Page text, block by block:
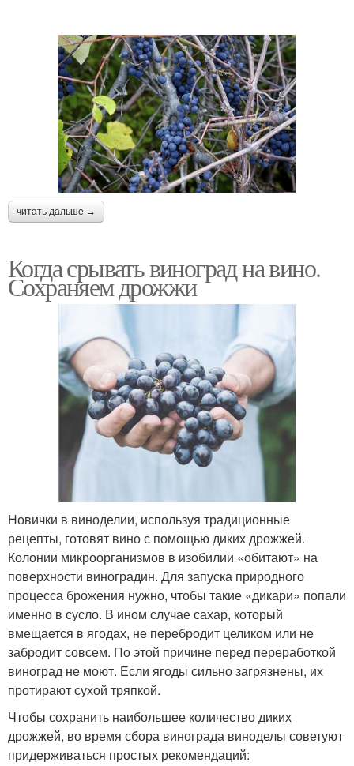
читать дальше →
Когда срывать виноград на вино.
Сохраняем дрожжи
Новички в виноделии, используя традиционные
рецепты, готовят вино с помощью диких дрожжей.
Колонии микроорганизмов в изобилии «обитают» на
поверхности виноградин. Для запуска природного
процесса брожения нужно, чтобы такие «дикари» попали
именно в сусло. В ином случае сахар, который
вмещается в ягодах, не перебродит целиком или не
забродит совсем. По этой причине перед переработкой
виноград не моют. Если ягоды сильно загрязнены, их
протирают сухой тряпкой.
Чтобы сохранить наибольшее количество диких
дрожжей, во время сбора винограда виноделы советуют
придерживаться простых рекомендаций: